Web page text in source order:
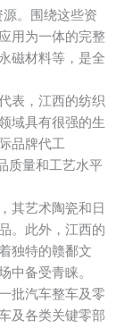
。围绕这些资
用为一体的完整
磁材料等，是全
表，江西的纺织
域具有很强的生
品牌代工
质量和工艺水平
其艺术陶瓷和日
。此外，江西的
独特的赣鄱文
中备受青睐。
批汽车整车及零
及各类关键零部